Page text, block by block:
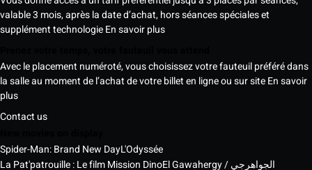
valable 3 mois, après la date d’achat, hors séances spéciales et
supplément technologieEn savoir plus
Avec le placement numéroté, vous choisissez votre fauteuil préféré dans
la salle au moment de l’achat de votre billet en ligne ou sur siteEn savoir
plus
Contact us
Spider-Man: Brand New DayL'Odyssée
La Pat'patrouille : Le film Mission Dino
El Gawahergy / الجواهرجي